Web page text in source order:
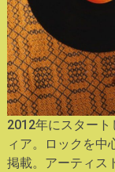
2012年にスター
ィア。ロックを中
掲載。アーティス